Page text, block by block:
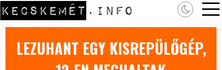
LEZUHANT EGY KISREPÜLŐGÉP,